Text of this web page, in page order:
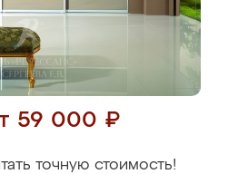
59 000 ₽
точную стоимость!